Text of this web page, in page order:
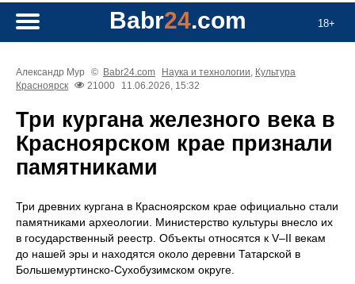
18+
Babr24.com
Александр Мур © Babr24.com Наука и технологии, Культура
Красноярск
21000 11.06.2026, 15:32
Три кургана железного века в
Красноярском крае признали
памятниками
Три древних кургана в Красноярском крае официально стали
памятниками археологии. Министерство культуры внесло их
в государственный реестр. Объекты относятся к V–II векам
до нашей эры и находятся около деревни Татарской в
Большемуртинско-Сухобузимском округе.